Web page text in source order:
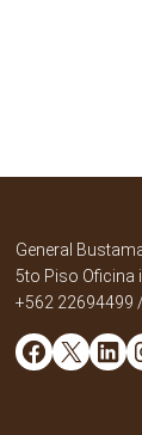
General
5to Piso Oficina i.
+562 22694499